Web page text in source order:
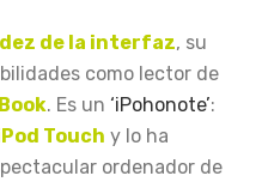
de la interfaz, su
como lector de
. Es un ‘iPohonote’:
Touch y lo ha
ordenador de